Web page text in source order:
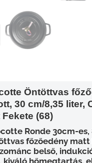
Öntöttvas
30 cm/8,35 liter,
Fekete (68)
Ronde 30cm-es,
főzőedény matt
belső,
kiváló hőmegtartás,